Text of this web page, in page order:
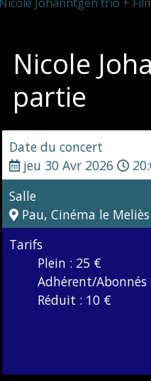
Nicole
partie
Date du concert
jeu 30 Avr 2026
Salle
Pau, Cinéma le
Tarifs
Plein : 25 €
Adhérent/Abonnés
Réduit : 10 €